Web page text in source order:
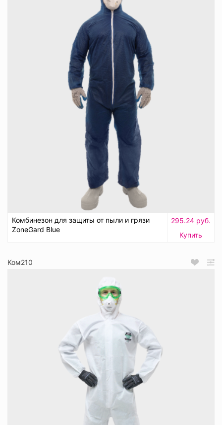
Комбинезон для защиты от пыли и грязи
ZoneGard Blue
295.24 руб.
Купить
Ком210